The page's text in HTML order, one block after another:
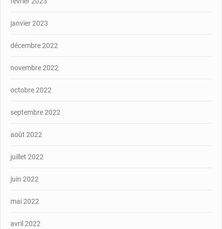
janvier 2023
décembre 2022
novembre 2022
octobre 2022
septembre 2022
août 2022
juillet 2022
juin 2022
mai 2022
avril 2022